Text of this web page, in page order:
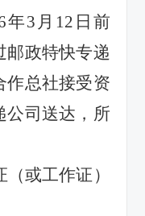
年3 月 12 日前
邮政特快专递
作总社接受资
公司送达，所
或工作证）